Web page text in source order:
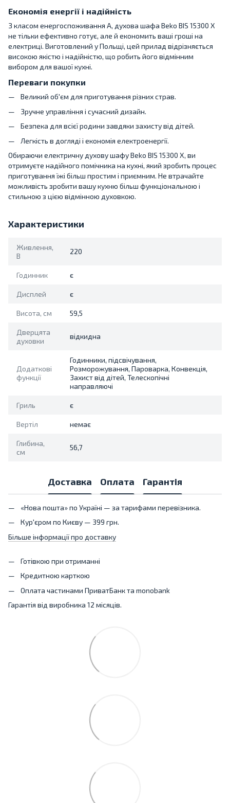
Економія енергії і надійність
З класом енергоспоживання A, духова шафа Beko BIS 15300 X
не тільки ефективно готує, але й економить ваші гроші на
електриці. Виготовлений у Польщі, цей прилад відрізняється
високою якістю і надійністю, що робить його відмінним
вибором для вашої кухні.
Переваги покупки
Великий об'єм для приготування різних страв.
Зручне управління і сучасний дизайн.
Безпека для всієї родини завдяки захисту від дітей.
Легкість в догляді і економія електроенергії.
Обираючи електричну духову шафу Beko BIS 15300 X, ви
отримуєте надійного помічника на кухні, який зробить процес
приготування їжі більш простим і приємним. Не втрачайте
можливість зробити вашу кухню більш функціональною і
стильною з цією відмінною духовкою.
Характеристики
Живлення,
В
220
Годинник є
Дисплей є
Висота, см 59,5
Дверцята
духовки
відкидна
Додаткові
функції
Годинники, підсвічування,
Розморожування, Пароварка, Конвекція,
Захист від дітей, Телескопічні
направляючі
Гриль є
Вертіл немає
Глибина,
см
56,7
Доставка Оплата Гарантія
«Нова пошта» по Україні — за тарифами перевізника.
Кур'єром по Києву — 399 грн.
Більше інформації про доставку
Готівкою при отриманні
Кредитною карткою
Оплата частинами ПриватБанк та monobank
Гарантія від виробника 12 місяців.